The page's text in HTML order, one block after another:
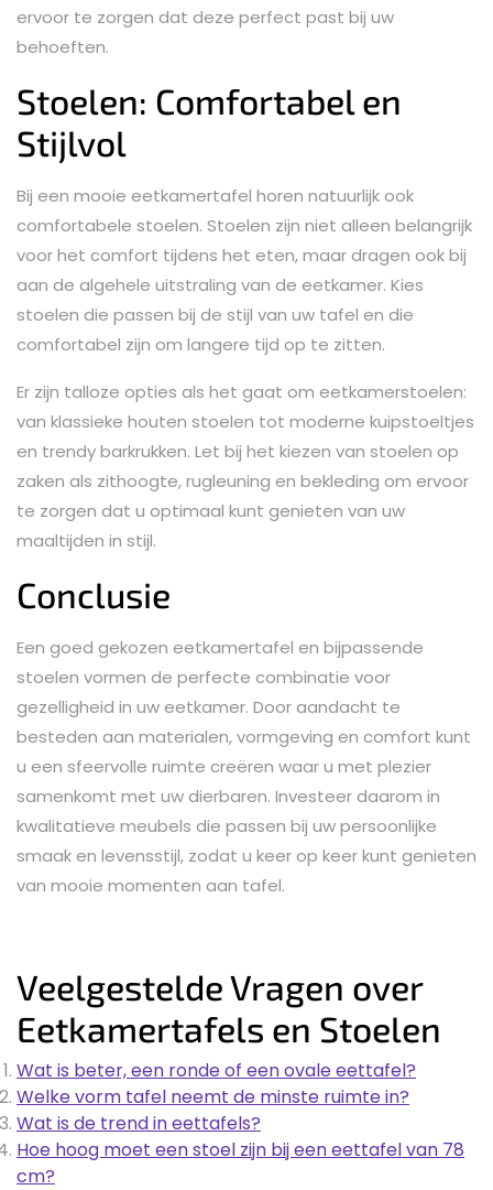
ervoor te zorgen dat deze perfect past bij uw
behoeften.
Stoelen: Comfortabel en
Stijlvol
Bij een mooie eetkamertafel horen natuurlijk ook
comfortabele stoelen. Stoelen zijn niet alleen belangrijk
voor het comfort tijdens het eten, maar dragen ook bij
aan de algehele uitstraling van de eetkamer. Kies
stoelen die passen bij de stijl van uw tafel en die
comfortabel zijn om langere tijd op te zitten.
Er zijn talloze opties als het gaat om eetkamerstoelen:
van klassieke houten stoelen tot moderne kuipstoeltjes
en trendy barkrukken. Let bij het kiezen van stoelen op
zaken als zithoogte, rugleuning en bekleding om ervoor
te zorgen dat u optimaal kunt genieten van uw
maaltijden in stijl.
Conclusie
Een goed gekozen eetkamertafel en bijpassende
stoelen vormen de perfecte combinatie voor
gezelligheid in uw eetkamer. Door aandacht te
besteden aan materialen, vormgeving en comfort kunt
u een sfeervolle ruimte creëren waar u met plezier
samenkomt met uw dierbaren. Investeer daarom in
kwalitatieve meubels die passen bij uw persoonlijke
smaak en levensstijl, zodat u keer op keer kunt genieten
van mooie momenten aan tafel.
Veelgestelde Vragen over
Eetkamertafels en Stoelen
Wat is beter, een ronde of een ovale eettafel?
Welke vorm tafel neemt de minste ruimte in?
Wat is de trend in eettafels?
Hoe hoog moet een stoel zijn bij een eettafel van 78
cm?